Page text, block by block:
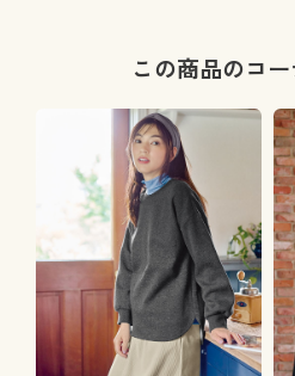
この商品のコ